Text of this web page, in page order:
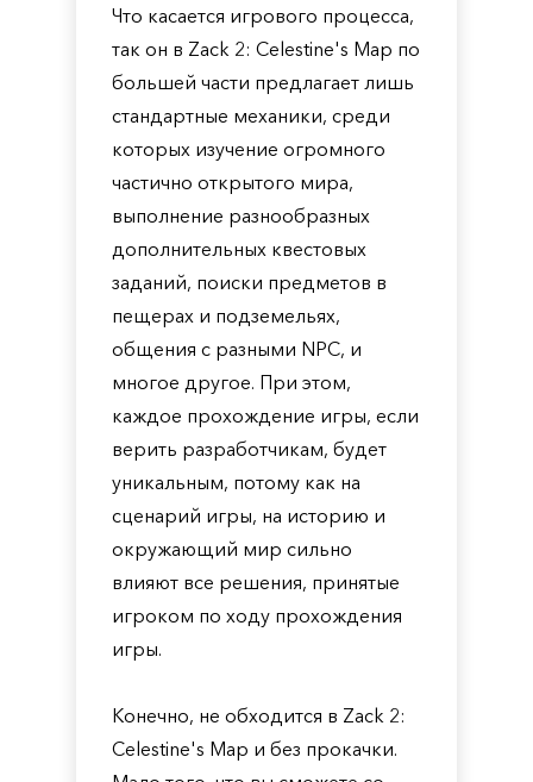
Что касается игрового процесса,
так он в Zack 2: Celestine's Map по
большей части предлагает лишь
стандартные механики, среди
которых изучение огромного
частично открытого мира,
выполнение разнообразных
дополнительных квестовых
заданий, поиски предметов в
пещерах и подземельях,
общения с разными NPC, и
многое другое. При этом,
каждое прохождение игры, если
верить разработчикам, будет
уникальным, потому как на
сценарий игры, на историю и
окружающий мир сильно
влияют все решения, принятые
игроком по ходу прохождения
игры.
Конечно, не обходится в Zack 2:
Celestine's Map и без прокачки.